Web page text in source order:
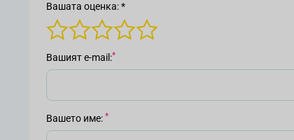
Вашата оценка: *
Вашият е-mail
Вашето име